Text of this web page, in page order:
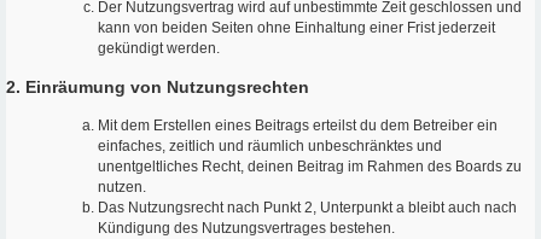
Der Nutzungsvertrag wird auf unbestimmte Zeit geschlossen und
kann von beiden Seiten ohne Einhaltung einer Frist jederzeit
gekündigt werden.
2. Einräumung von Nutzungsrechten
Mit dem Erstellen eines Beitrags erteilst du dem Betreiber ein
einfaches, zeitlich und räumlich unbeschränktes und
unentgeltliches Recht, deinen Beitrag im Rahmen des Boards zu
nutzen.
Das Nutzungsrecht nach Punkt 2, Unterpunkt a bleibt auch nach
Kündigung des Nutzungsvertrages bestehen.